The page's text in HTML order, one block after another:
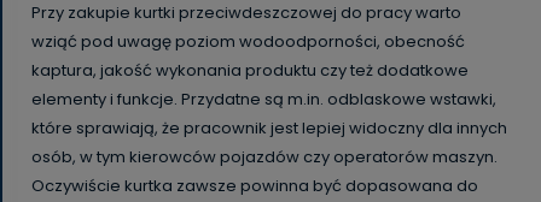
Przy zakupie kurtki przeciwdeszczowej do pracy warto
wziąć pod uwagę poziom wodoodporności, obecność
kaptura, jakość wykonania produktu czy też dodatkowe
elementy i funkcje. Przydatne są m.in. odblaskowe wstawki,
które sprawiają, że pracownik jest lepiej widoczny dla innych
osób, w tym kierowców pojazdów czy operatorów maszyn.
Oczywiście kurtka zawsze powinna być dopasowana do